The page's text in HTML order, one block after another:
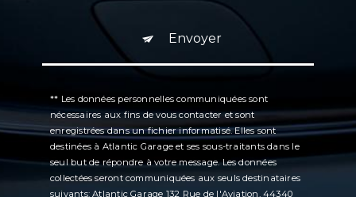
Envoyer
** Les données personnelles communiquées sont
nécessaires aux fins de vous contacter et sont
enregistrées dans un fichier informatisé. Elles sont
destinées à Atlantic Garage et ses sous-traitants dans le
seul but de répondre à votre message. Les données
collectées seront communiquées aux seuls destinataires
suivants: Atlantic Garage 132 Rue de l'Aviation, 44340